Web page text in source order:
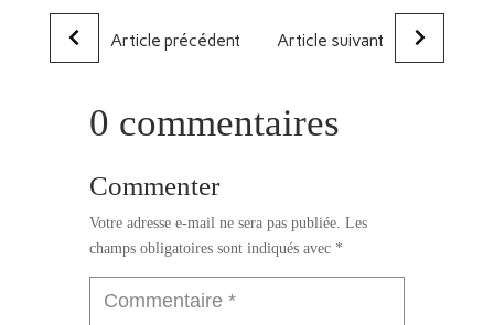
Article précédent Article suivant
0 commentaires
Commenter
Votre adresse e-mail ne sera pas publiée. Les
champs obligatoires sont indiqués avec *